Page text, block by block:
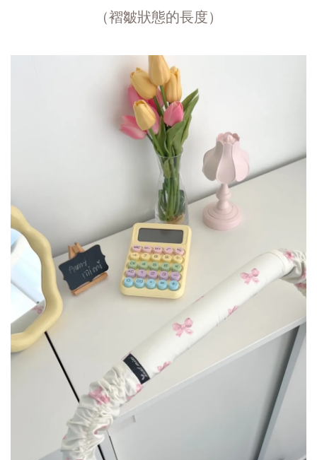
（褶皺狀態的長度）